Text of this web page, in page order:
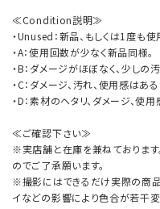
≪Condition説明≫
・Unused：新品、もしくは1度も使
・A：使用回数が少なく新品同様。
・B：ダメージがほぼなく、少しの
・C：ダメージ、汚れ、使用感はあ
・D：素材のヘタリ、ダメージ、使
≪ご確認下さい≫
※実店舗と在庫を兼ねておりま
のでご了承願います。
※撮影にはできるだけ実際の商品
イなどの影響により色合が若干変